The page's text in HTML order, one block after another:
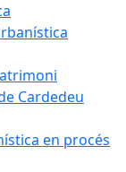
Cardedeu
en procés